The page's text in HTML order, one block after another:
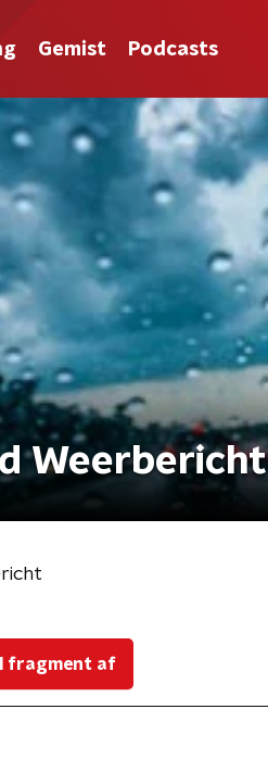
Gemist Podcasts
Weerbericht
fragment af